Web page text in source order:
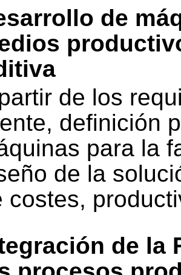
de
de los
definición
para la
de la
costes,
de la